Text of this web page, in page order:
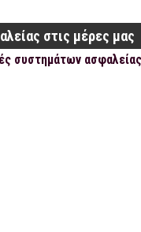
στις μέρες μας